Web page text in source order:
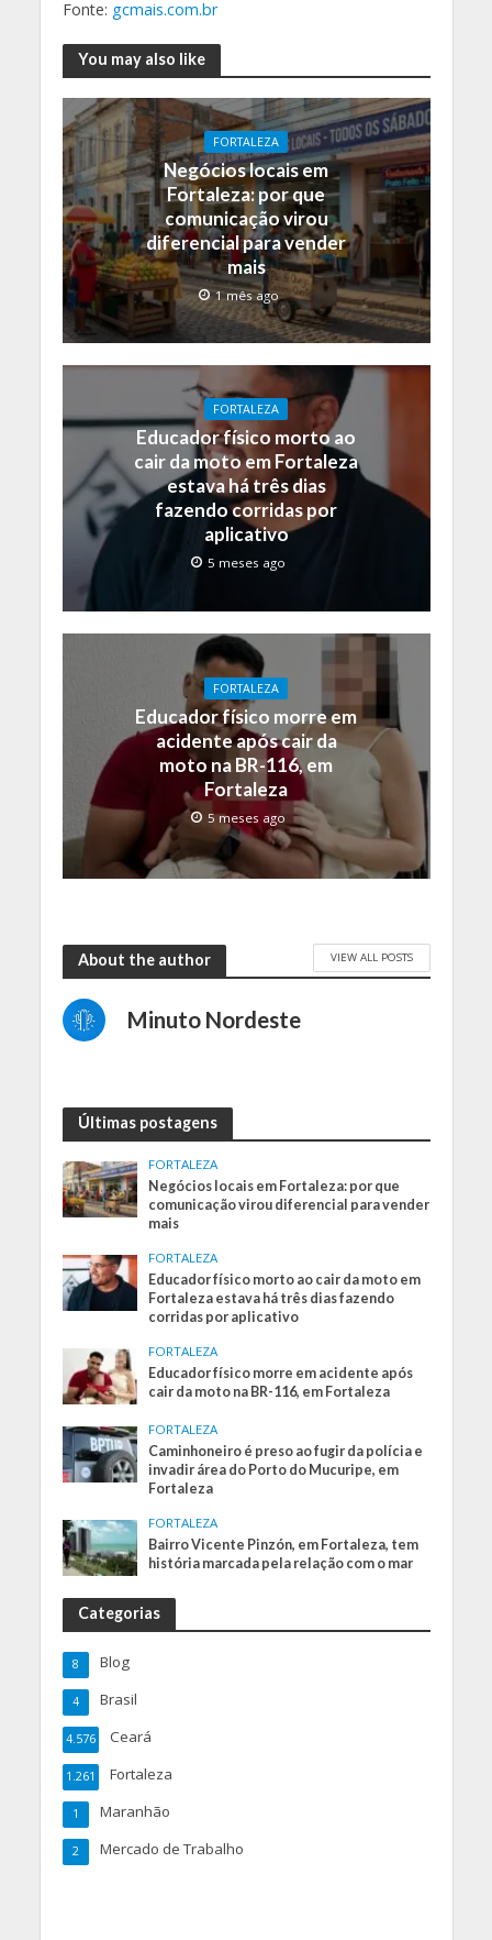
Fonte: gcmais.com.br
You may also like
FORTALEZA
Negócios locais em
Fortaleza: por que
comunicação virou
diferencial para vender
mais
1 mês ago
FORTALEZA
Educador físico morto ao
cair da moto em Fortaleza
estava há três dias
fazendo corridas por
aplicativo
5 meses ago
FORTALEZA
Educador físico morre em
acidente após cair da
moto na BR-116, em
Fortaleza
5 meses ago
About the author VIEW ALL POSTS
Minuto Nordeste
Últimas postagens
FORTALEZA
Negócios locais em Fortaleza: por que
comunicação virou diferencial para vender
mais
FORTALEZA
Educador físico morto ao cair da moto em
Fortaleza estava há três dias fazendo
corridas por aplicativo
FORTALEZA
Educador físico morre em acidente após
cair da moto na BR-116, em Fortaleza
FORTALEZA
Caminhoneiro é preso ao fugir da polícia e
invadir área do Porto do Mucuripe, em
Fortaleza
FORTALEZA
Bairro Vicente Pinzón, em Fortaleza, tem
história marcada pela relação com o mar
Categorias
Blog
8
Brasil
4
Ceará
4.576
Fortaleza
1.261
Maranhão
1
Mercado de Trabalho
2